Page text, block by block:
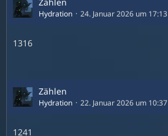
Hydration 24. Januar 2026 um 17:13
1316
Zählen
Hydration 22. Januar 2026 um 10:37
1241